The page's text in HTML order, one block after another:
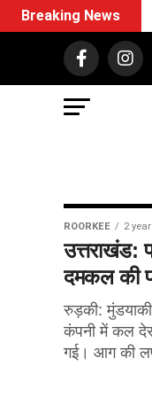
Breaking News
ROORKEE 2
उत्तराखंड:
दमकल की
रुड़की: मुंडयाकी
कंपनी में कल
गई। आग की